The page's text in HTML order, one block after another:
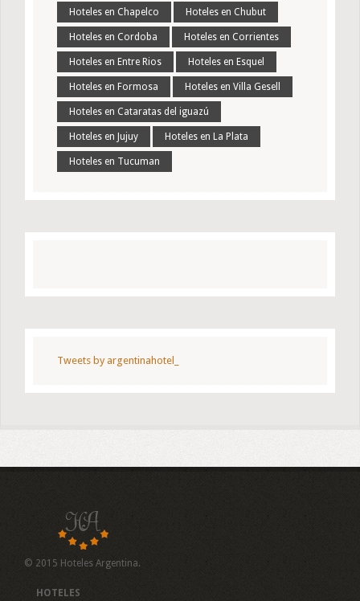
Hoteles en Chapelco Hoteles en Chubut
Hoteles en Cordoba Hoteles en Corrientes
Hoteles en Entre Rios Hoteles en Esquel
Hoteles en Formosa Hoteles en Villa Gesell
Hoteles en Cataratas del iguazú
Hoteles en Jujuy Hoteles en La Plata
Hoteles en Tucuman
Tweets by argentinahotel_
© 2015 Hoteles Argentina.
HOTELES